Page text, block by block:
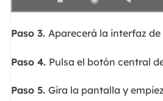
Paso 3. Aparecerá la interfaz
Paso 4. Pulsa el botón central
Paso 5. Gira la pantalla y